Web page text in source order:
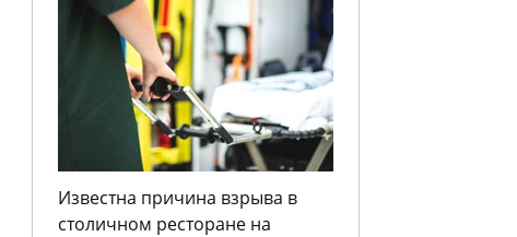
Известна причина взрыва в
столичном ресторане на